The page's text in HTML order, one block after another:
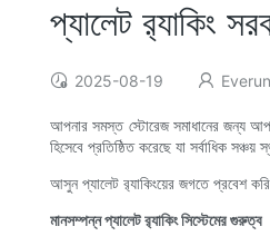
প্যালেট র‍্যাকিং
2025-08-19
আপনার সমস্ত স্টোরেজ সমাধানের জন্য
হিসেবে প্রতিষ্ঠিত করেছে যা সর্বাধিক
আসুন প্যালেট র‍্যাকিংয়ের জগতে প্রবেশ
মানসম্পন্ন প্যালেট র‍্যাকিং সিস্টেমের গুরুত্ব